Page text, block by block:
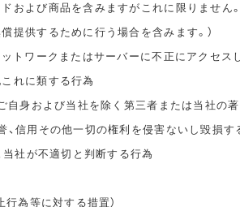
および商品を含みますがこれに限りません
提供するために行う場合を含みます。）
トワークまたはサーバーに不正にアクセス
れに類する行為
自身および当社を除く第三者または当社の著
、信用その他一切の権利を侵害ないし毀損す
当社が不適切と判断する行為
行為等に対する措置）